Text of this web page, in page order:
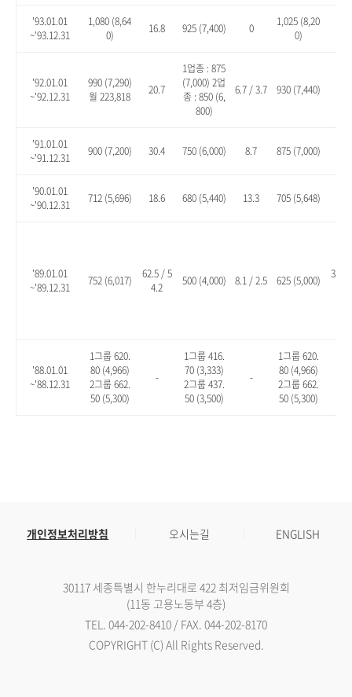
'93.01.01
~'93.12.31
1,080 (8,64
0)
16.8 925 (7,400) 0
1,025 (8,20
0)
'92.01.01
~'92.12.31
990 (7,290)
월 223,818
20.7
1업종 : 875
(7,000) 2업
종 : 850 (6,
800)
6.7 / 3.7 930 (7,440)
'91.01.01
~'91.12.31
900 (7,200) 30.4 750 (6,000) 8.7 875 (7,000)
'90.01.01
~'90.12.31
712 (5,696) 18.6 680 (5,440) 13.3 705 (5,648)
'89.01.01
~'89.12.31
752 (6,017)
62.5 / 5
4.2
500 (4,000) 8.1 / 2.5 625 (5,000)
35.1
'88.01.01
~'88.12.31
1그룹 620.
80 (4,966)
2그룹 662.
50 (5,300)
-
1그룹 416.
70 (3,333)
2그룹 437.
50 (3,500)
-
1그룹 620.
80 (4,966)
2그룹 662.
50 (5,300)
개인정보처리방침 오시는길 ENGLISH
30117 세종특별시 한누리대로 422 최저임금위원회
(11동 고용노동부 4층)
TEL. 044-202-8410 / FAX. 044-202-8170
COPYRIGHT (C) All Rights Reserved.